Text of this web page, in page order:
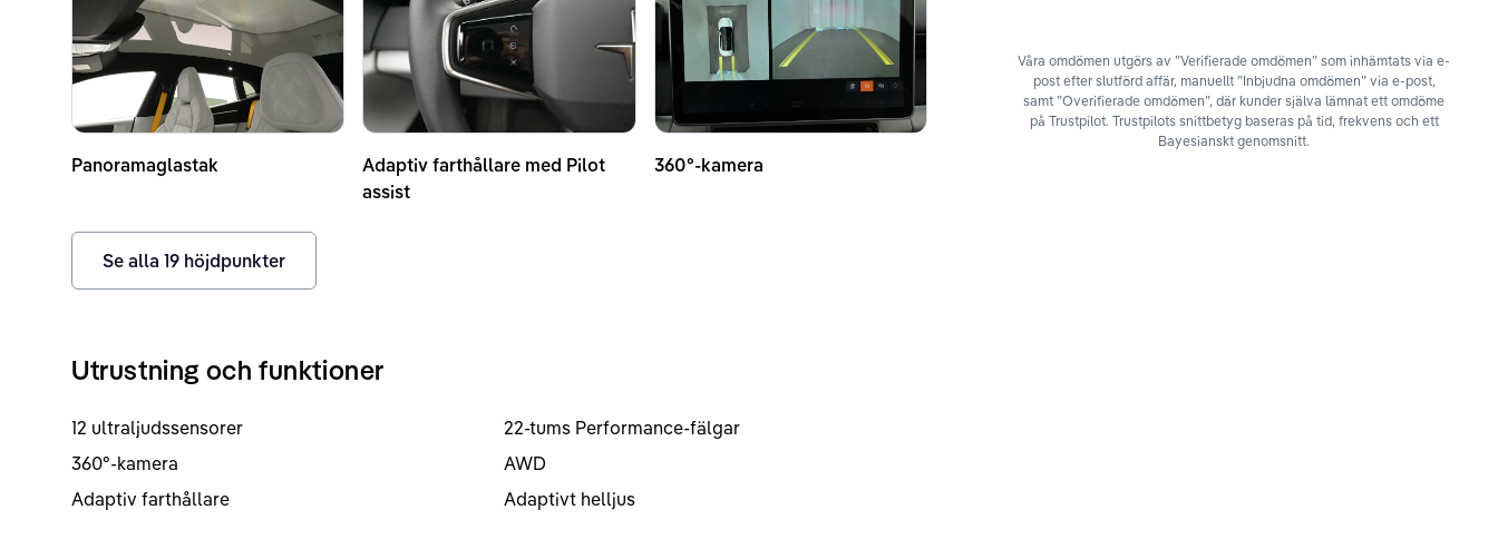
Panoramaglastak
Adaptiv farthållare med Pilot
assist
360°-kamera
Se alla 19 höjdpunkter
Utrustning och funktioner
12 ultraljudssensorer
22-tums Performance-fälgar
360°-kamera
AWD
Adaptiv farthållare
Adaptivt helljus
Våra omdömen utgörs av ”Verifierade omdömen” som inhämtats via e-
post efter slutförd affär, manuellt ”Inbjudna omdömen” via e-post,
samt ”Overifierade omdömen”, där kunder själva lämnat ett omdöme
på Trustpilot. Trustpilots snittbetyg baseras på tid, frekvens och ett
Bayesianskt genomsnitt.